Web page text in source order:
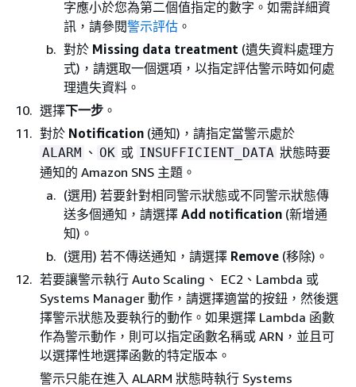
字應小於您為第二個值指定的數字。如需詳細資
訊，請參閱警示評估 。
對於 Missing data treatment (遺失資料處理方
式)，請選取一個選項，以指定評估警示時如何處
理遺失資料。
選擇下一步 。
對於 Notification (通知)，請指定當警示處於
ALARM 、 OK 或 INSUFFICIENT_DATA 狀態時要
通知的 Amazon SNS 主題。
(選用) 若要針對相同警示狀態或不同警示狀態傳
送多個通知，請選擇 Add notification (新增通
知)。
(選用) 若不傳送通知，請選擇 Remove (移除)。
若要讓警示執行 Auto Scaling、 EC2、Lambda 或
Systems Manager 動作，請選擇適當的按鈕，然後選
擇警示狀態及要執行的動作。如果選擇 Lambda 函數
作為警示動作，則可以指定函數名稱或 ARN，並且可
以選擇性地選擇函數的特定版本。
警示只能在進入 ALARM 狀態時執行 Systems